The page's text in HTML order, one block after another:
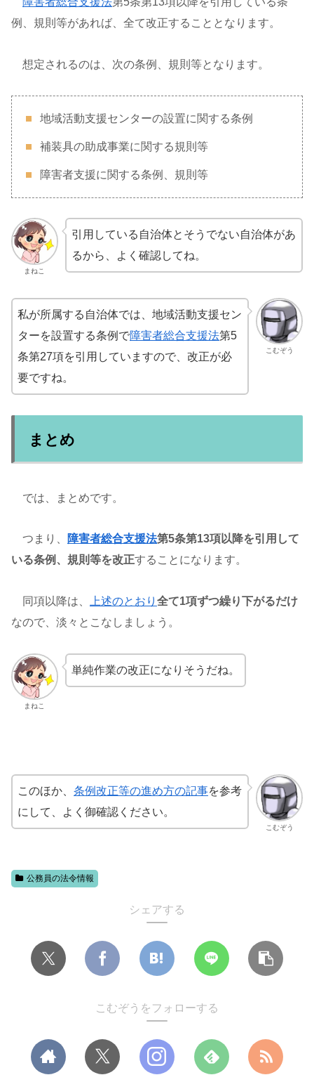
例、規則等があれば、全て改正することとなります。
想定されるのは、次の条例、規則等となります。
地域活動支援センターの設置に関する条例
補装具の助成事業に関する規則等
障害者支援に関する条例、規則等
まねこ
引用している自治体とそうでない自治体があ
るから、よく確認してね。
こむぞう
私が所属する自治体では、地域活動支援セン
ターを設置する条例で障害者総合支援法第5
条第27項を引用していますので、改正が必
要ですね。
まとめ
では、まとめです。
つまり、 障害者総合支援法第5条第13項以降を引用して
いる条例、規則等を改正することになります。
同項以降は、 上述のとおり 全て1項ずつ繰り下がるだけ
なので、淡々とこなしましょう。
まねこ
単純作業の改正になりそうだね。
こむぞう
このほか、 条例改正等の進め方の記事を参考
にして、よく御確認ください。
公務員の法令情報
シェアする
こむぞうをフォローする